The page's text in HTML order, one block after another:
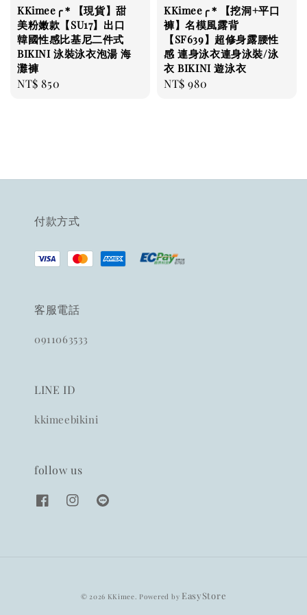
KKimee╭＊【現貨】甜
美粉嫩款【SU17】出口
韓國性感比基尼二件式
BIKINI 泳裝泳衣泡湯 海
灘褲
Regular
NT$ 850
KKimee╭＊【挖洞+平口
褲】名模風露背
【SF639】超修身露腰性
感 連身泳衣連身泳裝/泳
衣 BIKINI 遊泳衣
Regular
NT$ 980
付款方式
客服電話
0911063533
LINE ID
kkimeebikini
follow us
© 2026 KKimee. Powered by EasyStore